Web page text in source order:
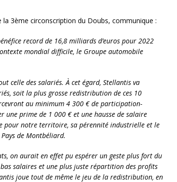
3ème circonscription du Doubs, communique :
record de 16,8 milliards d’euros pour 2022
mondial difficile, le Groupe automobile
celle des salariés. À cet égard, Stellantis va
soit la plus grosse redistribution de ces 10
au minimum 4 300 € de participation-
une prime de 1 000 € et une hausse de salaire
pour notre territoire, sa pérennité industrielle et le
de Montbéliard.
on aurait en effet pu espérer un geste plus fort du
salaires et une plus juste répartition des profits
joue tout de même le jeu de la redistribution, en